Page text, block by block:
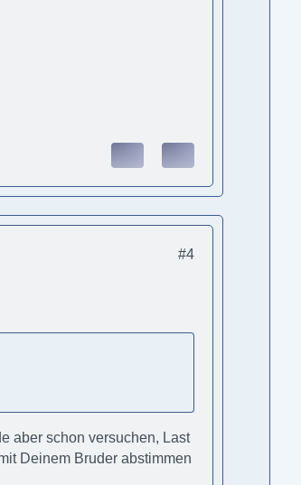
#4
aber schon versuchen, Last
Deinem Bruder abstimmen